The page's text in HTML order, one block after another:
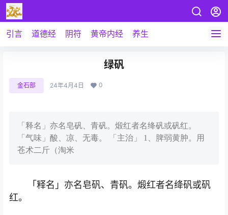
引言 道德经 阴符 黄帝内经 养生
绿矾
金石部 24年4月4日 0
「释名」亦名皂矾、青矾。煅红者名绛矾或矾红。
「气味」酸、凉、无毒。 「主治」 1、脾弱黄肿。用
苍术二斤（淘米
「释名」亦名皂矾、青矾。煅红者名绛矾或矾
红。